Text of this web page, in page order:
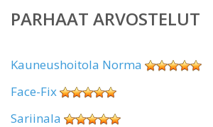
PARHAAT ARVOSTELUT
Kauneushoitola Norma
Face-Fix
Sariinala